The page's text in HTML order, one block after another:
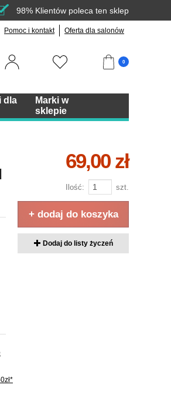
98% Klientów poleca ten sklep
Pomoc i kontakt Oferta dla salonów
0
dla
Marki w
sklepie
69,00 zł
Ilość: szt.
+ dodaj do koszyka
Dodaj do listy życzeń